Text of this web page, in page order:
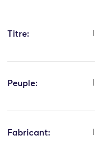
Titre:
Peuple:
Fabricant: